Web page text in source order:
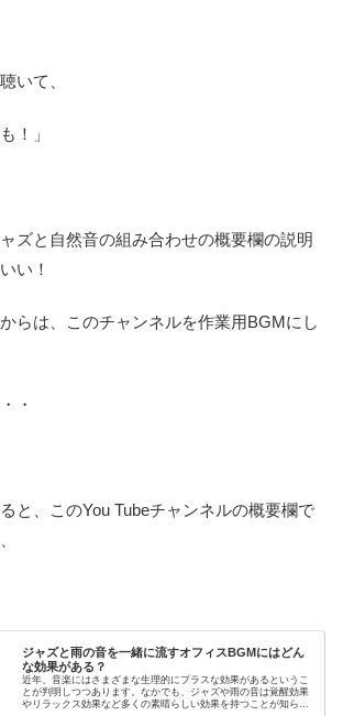
いて、
！」
ズと自然音の組み合わせの概要欄の説明
い！
らは、このチャンネルを作業用BGMにし
・
と、このYou Tubeチャンネルの概要欄で
ジャズと雨の音を一緒に流すオフィスBGMにはどん
な効果がある？
近年、音楽にはさまざまな生理的にプラスな効果があるというこ
とが判明しつつあります。なかでも、ジャズや雨の音は覚醒効果
やリラックス効果など多くの素晴らしい効果を持つことが知られ